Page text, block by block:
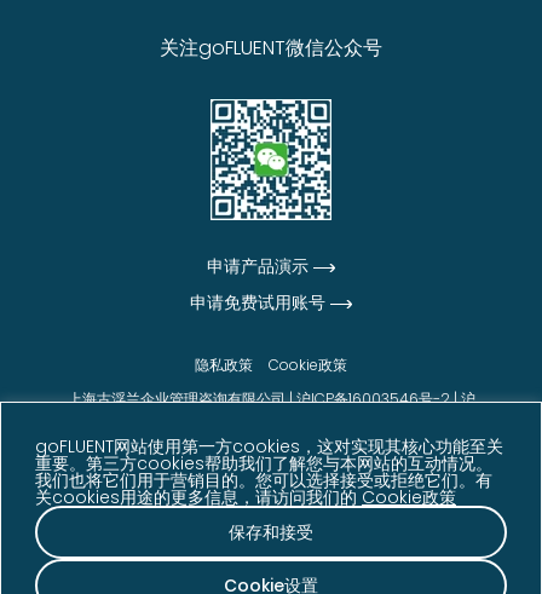
goFLUENT网站使用第一方cookies，这对实现其核心功能至关
重要。第三方cookies帮助我们了解您与本网站的互动情况。
我们也将它们用于营销目的。您可以选择接受或拒绝它们。有
关cookies用途的更多信息，请访问我们的Cookie政策
Cookie设置
保存和接受
关注goFLUENT微信公众号
申请产品演示
申请免费试用账号
隐私政策
Cookie政策
上海古浮兰企业管理咨询有限公司 |沪ICP备16003546号-2|沪
© goFLUENT 2026版权所有
声明：本网站展示的信息、数据及客户反馈内容来源于
goFLUENT 内部数据、客户反馈、调研结果及其他相关
资料，仅供参考。相关数据可能因业务发展、统计周期
等因素发生变化。